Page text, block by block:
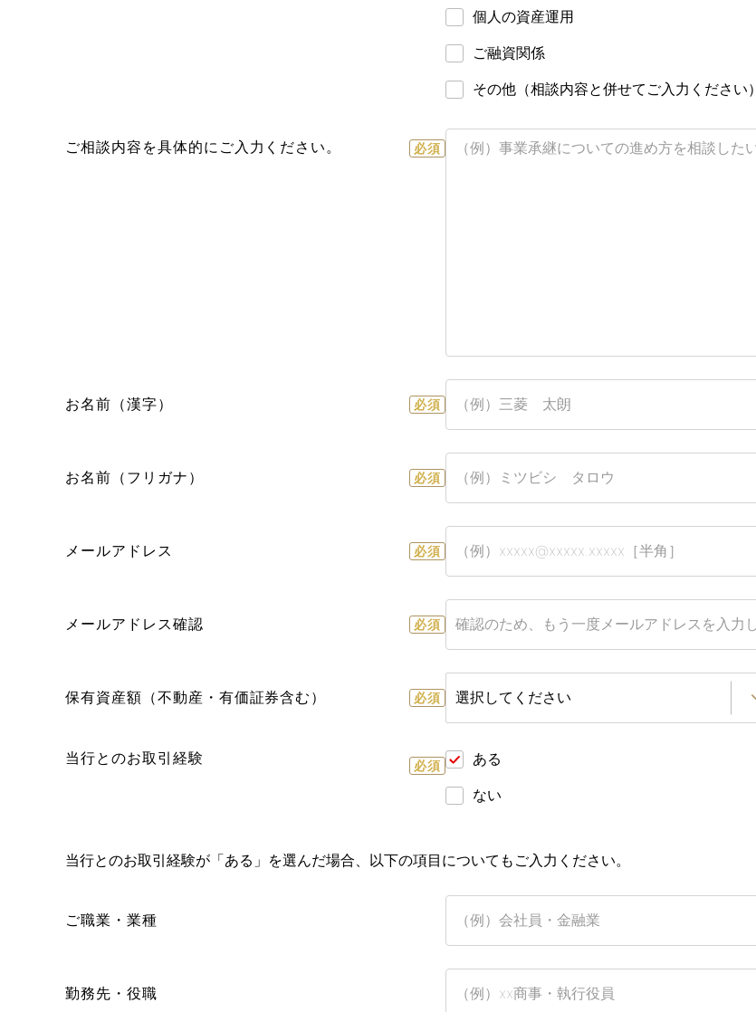
個人の資産運用
ご融資関係
その他（相談内容と併せてご入力ください）
ご相談内容を具体的にご入力ください。 必須
お名前（漢字） 必須
お名前（フリガナ） 必須
メールアドレス 必須
メールアドレス確認 必須
保有資産額（不動産・有価証券含む） 必須
当行とのお取引経験 必須 ある
ない
当行とのお取引経験が「ある」を選んだ場合、以下の項目についてもご入力ください。
ご職業・業種
勤務先・役職